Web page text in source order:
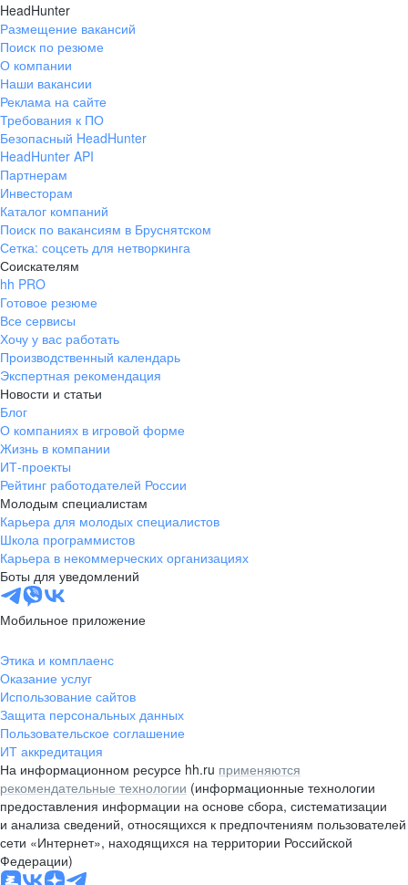
HeadHunter
Размещение вакансий
Поиск по резюме
О компании
Наши вакансии
Реклама на сайте
Требования к ПО
Безопасный HeadHunter
HeadHunter API
Партнерам
Инвесторам
Каталог компаний
Поиск по вакансиям в Бруснятском
Сетка: соцсеть для нетворкинга
Соискателям
hh PRO
Готовое резюме
Все сервисы
Хочу у вас работать
Производственный календарь
Экспертная рекомендация
Новости и статьи
Блог
О компаниях в игровой форме
Жизнь в компании
ИТ-проекты
Рейтинг работодателей России
Молодым специалистам
Карьера для молодых специалистов
Школа программистов
Карьера в некоммерческих организациях
Боты для уведомлений
Мобильное приложение
Этика и комплаенс
Оказание услуг
Использование сайтов
Защита персональных данных
Пользовательское соглашение
ИТ аккредитация
На информационном ресурсе hh.ru применяются
рекомендательные технологии (информационные технологии
предоставления информации на основе сбора, систематизации
и анализа сведений, относящихся к предпочтениям пользователей
сети «Интернет», находящихся на территории Российской
Федерации)